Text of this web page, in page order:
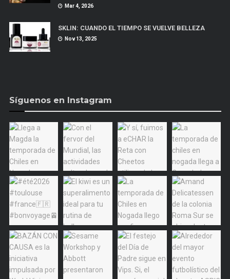
Mar 4, 2026
SKLIN: CUANDO EL TIEMPO SE VUELVE BELLEZA
Nov 13, 2025
Síguenos en Instagram